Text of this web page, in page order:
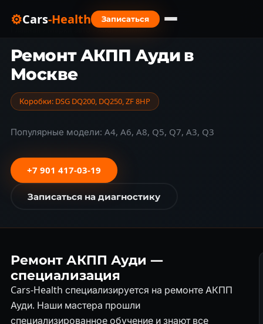
⚙Cars-Health
Записаться
› Audi › Замена АКПП
Ремонт АКПП Ауди в
Москве
Коробки: DSG DQ200, DQ250, ZF 8HP
Популярные модели: A4, A6, A8, Q5, Q7, A3, Q3
+7 901 417-03-19
Записаться на диагностику
Ремонт АКПП Ауди —
специализация
Cars-Health специализируется на ремонте АКПП
Ауди. Наши мастера прошли
специализированное обучение и знают все